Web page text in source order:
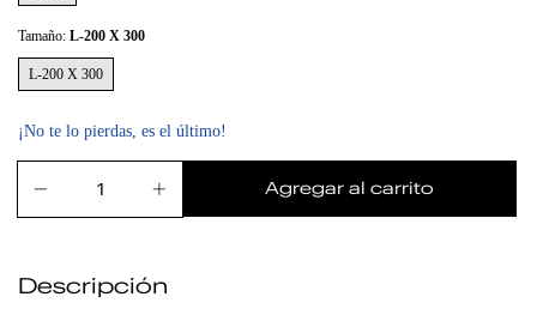
Tamaño: L-200 X 300
L-200 X 300
¡No te lo pierdas, es el último!
Descripción